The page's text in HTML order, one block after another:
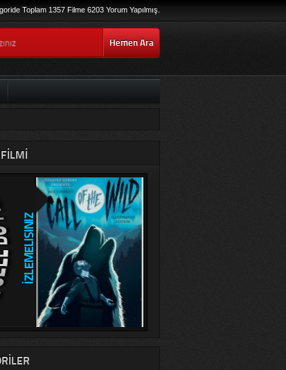
Toplam 1357 Filme 6203 Yorum Yapılmış.
Hemen Ara